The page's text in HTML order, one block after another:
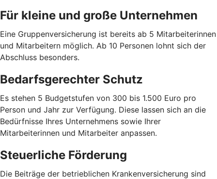
Für kleine und große Unternehmen
Eine Gruppenversicherung ist bereits ab 5 Mitarbeiterinnen
und Mitarbeitern möglich. Ab 10 Personen lohnt sich der
Abschluss besonders.
Bedarfsgerechter Schutz
Es stehen 5 Budgetstufen von 300 bis 1.500 Euro pro
Person und Jahr zur Verfügung. Diese lassen sich an die
Bedürfnisse Ihres Unternehmens sowie Ihrer
Mitarbeiterinnen und Mitarbeiter anpassen.
Steuerliche Förderung
Die Beiträge der betrieblichen Krankenversicherung sind